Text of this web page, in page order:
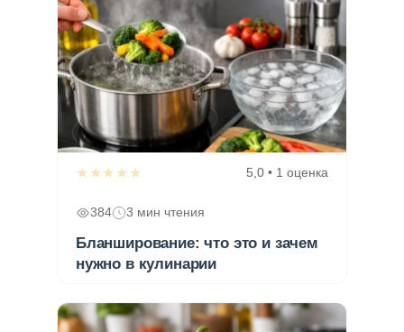
★★★★★ 5,0 • 1 оценка
384 3 мин чтения
Бланширование: что это и зачем
нужно в кулинарии